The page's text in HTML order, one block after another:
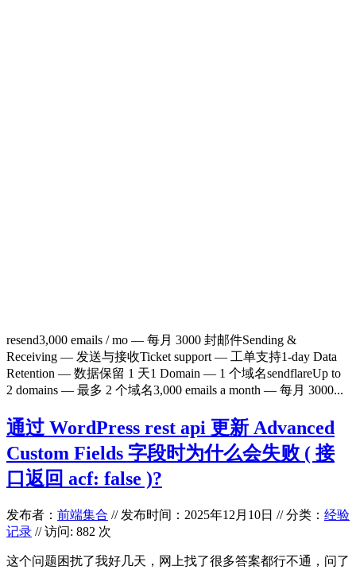
resend3,000 emails / mo — 每月 3000 封邮件Sending &
Receiving — 发送与接收Ticket support — 工单支持1-day Data
Retention — 数据保留 1 天1 Domain — 1 个域名sendflareUp to
2 domains — 最多 2 个域名3,000 emails a month — 每月 3000...
通过 WordPress rest api 更新 Advanced
Custom Fields 字段时为什么会失败 ( 接
口返回 acf: false )?
发布者： 前端集合 // 发布时间：2025年12月10日 //分类： 经验
记录 // 访问: 882 次
这个问题困扰了我好几天，网上找了很多答案都行不通，问了